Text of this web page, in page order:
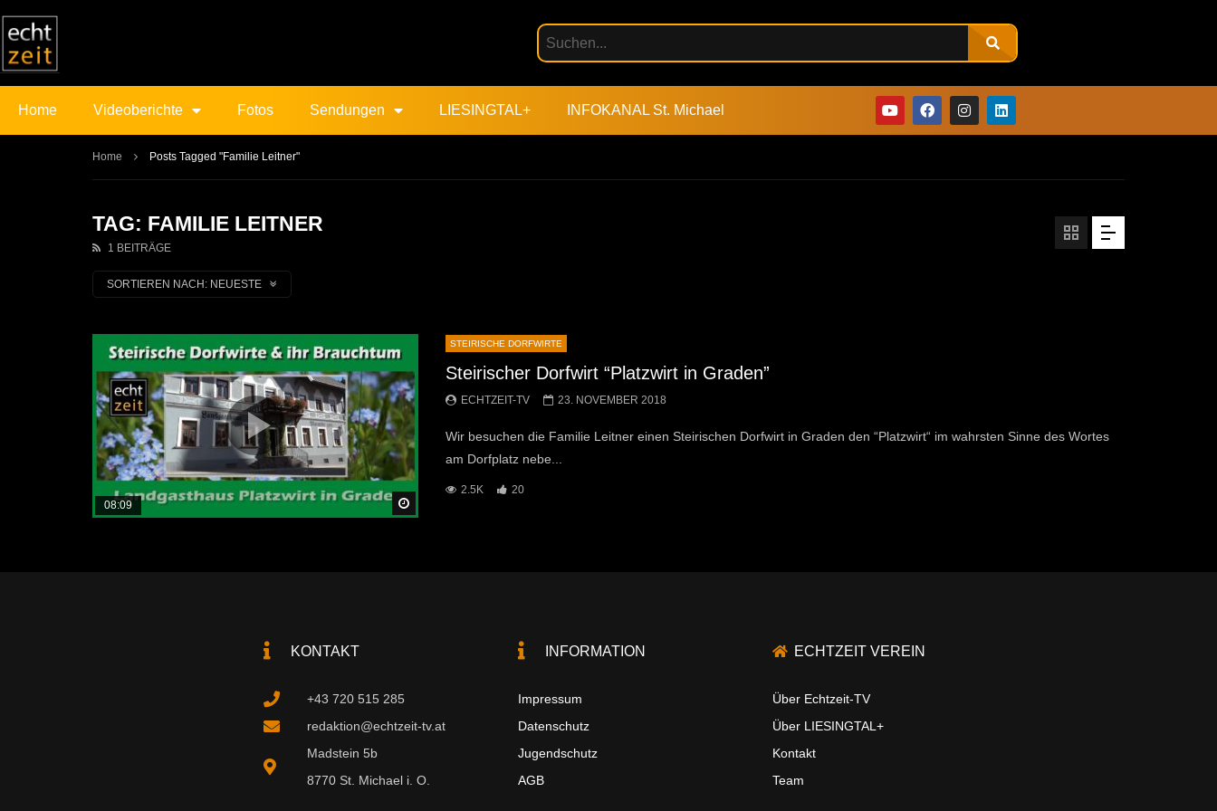
Home Videoberichte Fotos Sendungen LIESINGTAL+ INFOKANAL St. Michael
Home Posts Tagged "Familie Leitner"
TAG: FAMILIE LEITNER
1 BEITRÄGE
SORTIEREN NACH: NEUESTE
08:09
STEIRISCHE DORFWIRTE
Steirischer Dorfwirt “Platzwirt in Graden”
ECHTZEIT-TV 23. NOVEMBER 2018
Wir besuchen die Familie Leitner einen Steirischen Dorfwirt in Graden den “Platzwirt“ im wahrsten Sinne des Wortes
am Dorfplatz nebe...
2.5K 20
KONTAKT
+43 720 515 285
redaktion@echtzeit-tv.at
Madstein 5b
8770 St. Michael i. O.
INFORMATION
Impressum
Datenschutz
Jugendschutz
AGB
ECHTZEIT VEREIN
Über Echtzeit-TV
Über LIESINGTAL+
Kontakt
Team